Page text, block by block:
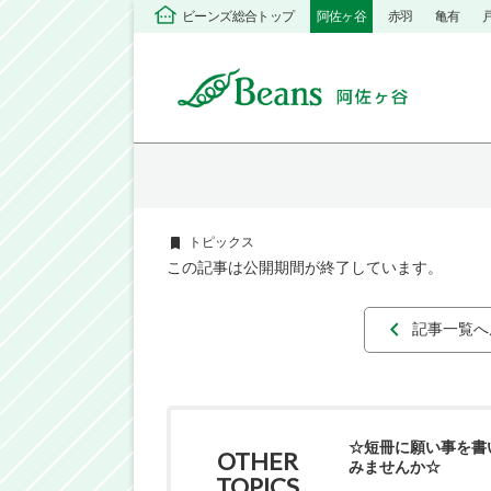
ビーンズ総合トップ 阿佐ヶ谷 赤羽 亀有
トピックス
この記事は公開期間が終了しています。
記事一覧
OTHER
☆短冊に願い事を書
みませんか☆